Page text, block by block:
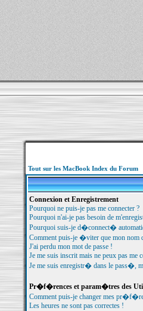
Tout sur les MacBook Index du Forum
Connexion et Enregistrement
Pourquoi ne puis-je pas me connecter ?
Pourquoi n'ai-je pas besoin de
Pourquoi suis-je d�connect�
Comment puis-je �viter que mon nom
J'ai perdu mon mot de passe !
Je me suis inscrit mais ne peux pas me
Je me suis enregistr� dans le pass�,
Pr�f�rences et param�tres des
Comment puis-je changer mes
Les heures ne sont pas correctes !